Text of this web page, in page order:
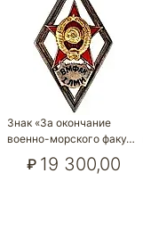
Знак «За окончание
военно-морского факу…
₽ 19 300,00